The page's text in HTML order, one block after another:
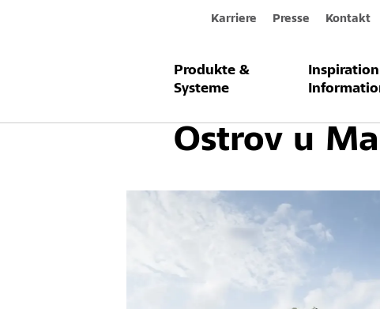
Karriere Presse Kontakt
Produkte &
Systeme
Ostrov u